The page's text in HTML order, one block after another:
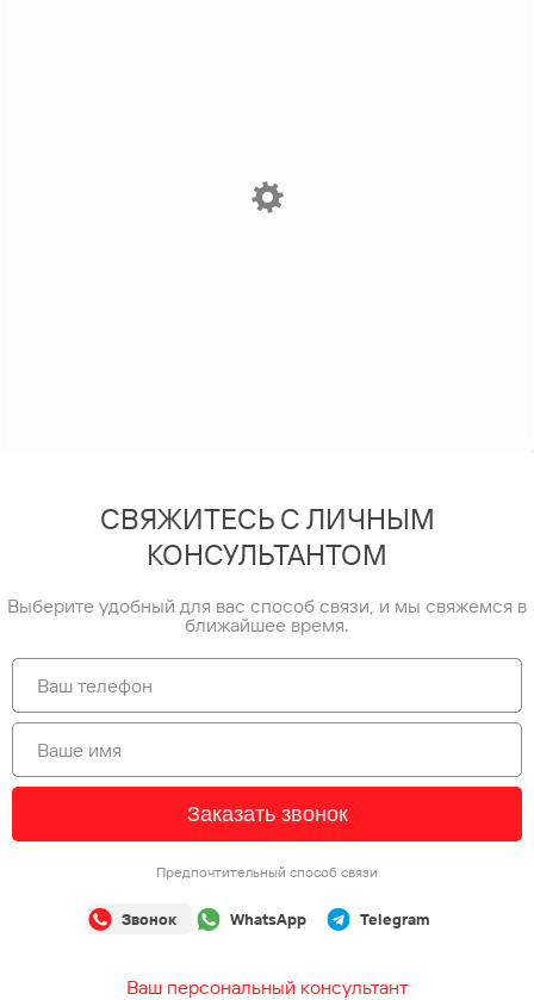
СВЯЖИТЕСЬ С ЛИЧНЫМ
КОНСУЛЬТАНТОМ
Выберите удобный для вас способ связи, и мы свяжемся в
ближайшее время.
Заказать звонок
Предпочтительный способ связи
Звонок WhatsApp Telegram
Ваш персональный консультант